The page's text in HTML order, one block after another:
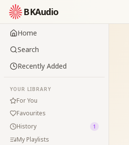
BKAudio
Home
Search
Recently Added
YOUR LIBRARY
For You
Favourites
History
1
My Playlists